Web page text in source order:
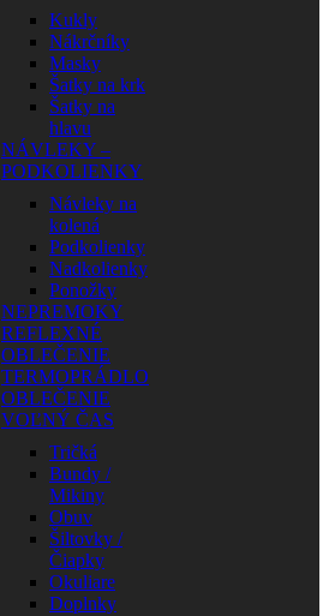
Kukly
Nákrčníky
Masky
Šatky na krk
Šatky na
hlavu
NÁVLEKY –
PODKOLIENKY
Návleky na
kolená
Podkolienky
Nadkolienky
Ponožky
NEPREMOKY
REFLEXNÉ
OBLEČENIE
TERMOPRÁDLO
OBLEČENIE
VOĽNÝ ČAS
Tričká
Bundy /
Mikiny
Obuv
Šiltovky /
Čiapky
Okuliare
Doplnky